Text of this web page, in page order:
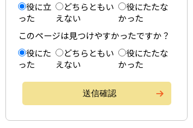
役に立
った
どちらともい
えない
役にたたな
かった
このページは見つけやすかったですか？
役にた
った
どちらともい
えない
役にたたな
かった